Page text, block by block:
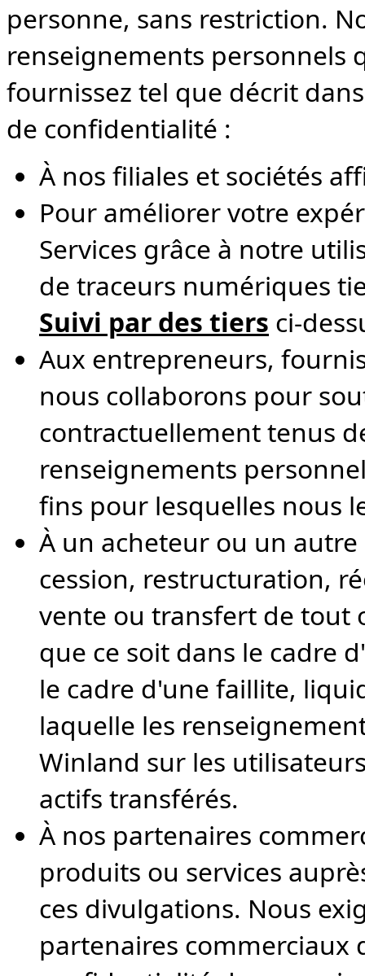
personne, sans restriction.
renseignements personnels
fournissez tel que décrit
de confidentialité :
À nos filiales et sociétés
Pour améliorer votre
Services grâce à notre
de traceurs numériques
Suivi par des tiers ci-
Aux entrepreneurs,
nous collaborons pour
contractuellement tenus
renseignements
fins pour lesquelles nous
À un acheteur ou un
cession, restructuration,
vente ou transfert de tout
que ce soit dans le cadre
le cadre d'une faillite,
laquelle les
Winland sur les
actifs transférés.
À nos partenaires
produits ou services
ces divulgations. Nous
partenaires